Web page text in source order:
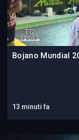
Bojano Mundial
13 minuti fa